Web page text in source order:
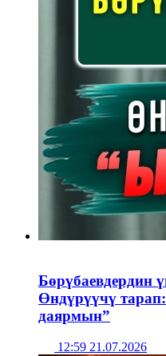
Бөрүбаевдердин
Өндүрүүчү
даярмын”
12:59 21.07.2026